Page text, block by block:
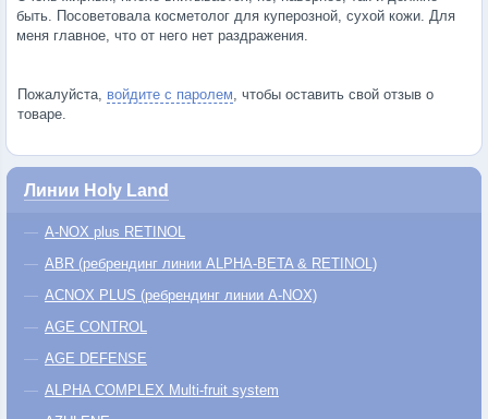
быть. Посоветовала косметолог для куперозной, сухой кожи. Для
меня главное, что от него нет раздражения.
Пожалуйста, войдите с паролем , чтобы оставить свой отзыв о
товаре.
Линии Holy Land
A-NOX plus RETINOL
ABR (ребрендинг линии ALPHA-BETA & RETINOL)
ACNOX PLUS (ребрендинг линии A-NOX)
AGE CONTROL
AGE DEFENSE
ALPHA COMPLEX Multi-fruit system